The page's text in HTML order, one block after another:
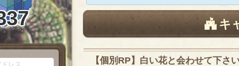
キ
【個別RP】白い花と会わせて下さ